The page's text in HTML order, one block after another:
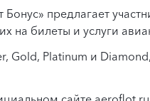
предлагает
на билеты и услуги
Gold, Platinum и